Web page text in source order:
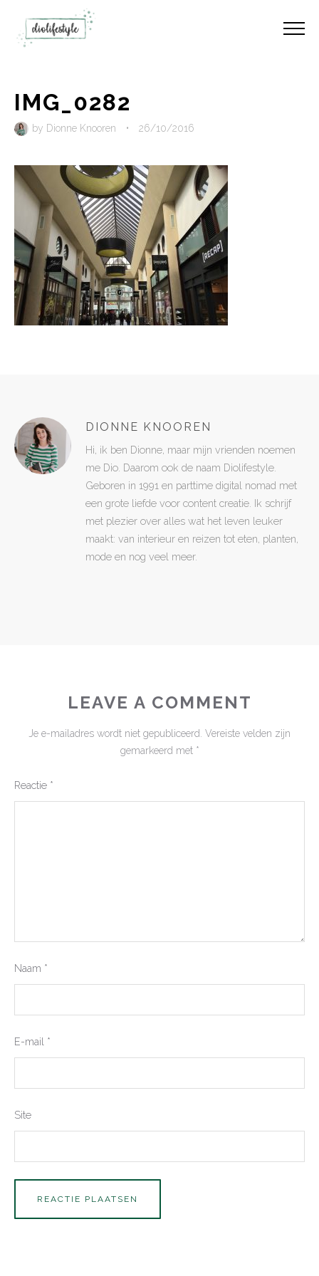
IMG_0282
by Dionne Knooren • 26/10/2016
DIONNE KNOOREN
Hi, ik ben Dionne, maar mijn vrienden noemen
me Dio. Daarom ook de naam Diolifestyle.
Geboren in 1991 en parttime digital nomad met
een grote liefde voor content creatie. Ik schrijf
met plezier over alles wat het leven leuker
maakt: van interieur en reizen tot eten, planten,
mode en nog veel meer.
LEAVE A COMMENT
Je e-mailadres wordt niet gepubliceerd. Vereiste velden zijn
gemarkeerd met *
Reactie *
Naam *
E-mail *
Site